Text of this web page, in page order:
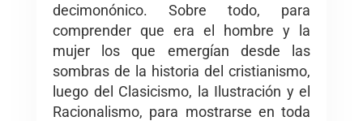
decimonónico. Sobre todo, para
comprender que era el hombre y la
mujer los que emergían desde las
sombras de la historia del cristianismo,
luego del Clasicismo, la Ilustración y el
Racionalismo, para mostrarse en toda